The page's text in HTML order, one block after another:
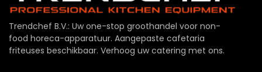
Trendchef B.V.: Uw one-stop groothandel voor non-
food horeca-apparatuur. Aangepaste cafetaria
friteuses beschikbaar. Verhoog uw catering met ons.